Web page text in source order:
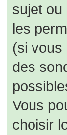
sujet ou
les
(si vous
des
Vous
choisir